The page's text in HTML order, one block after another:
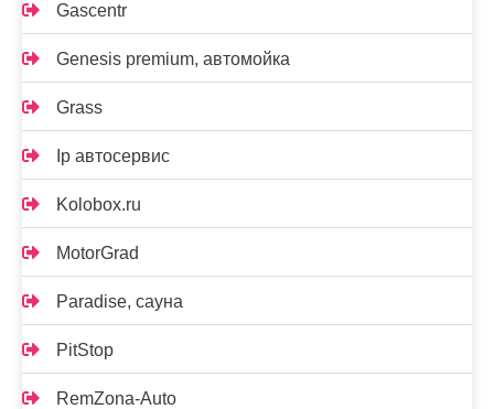
Gascentr
Genesis premium, автомойка
Grass
Ip автосервис
Kolobox.ru
MotorGrad
Paradise, сауна
PitStop
RemZona-Auto